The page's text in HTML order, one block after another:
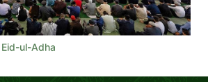
ul-Adha